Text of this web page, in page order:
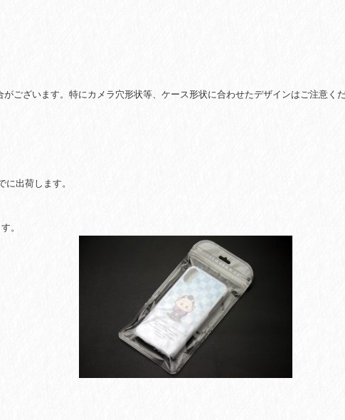
ございます。特にカメラ穴形状等、ケース形状に合わせたデザインはご注意く
に出荷します。
。